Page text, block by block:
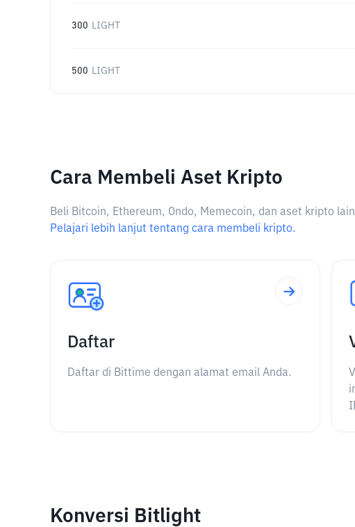
300 LIGHT
500 LIGHT
Cara Membeli Aset Kripto
Beli Bitcoin, Ethereum, Ondo, Memecoin, dan aset kripto
Pelajari lebih lanjut tentang cara membeli kripto.
Daftar
Daftar di Bittime dengan alamat email Anda.
Konversi Bitlight